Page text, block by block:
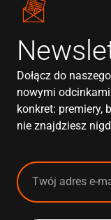
Dołącz do
nowymi
konkret: premiery,
nie znajdziesz